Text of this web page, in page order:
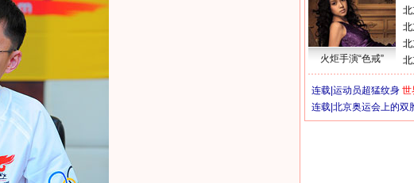
火炬手演“色戒”
连载| 运动员超猛纹身 世
连载| 北京奥运会上的双